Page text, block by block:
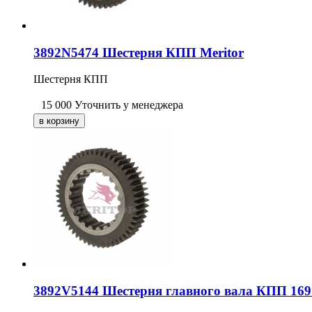
3892N5474 Шестерня КПП Meritor
Шестерня КПП
15 000 Уточнить у менеджера
3892V5144 Шестерня главного вала КПП